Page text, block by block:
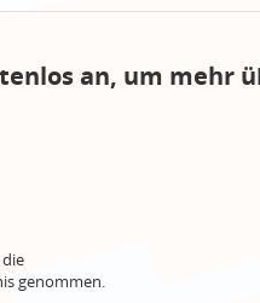
an, um mehr
genommen.